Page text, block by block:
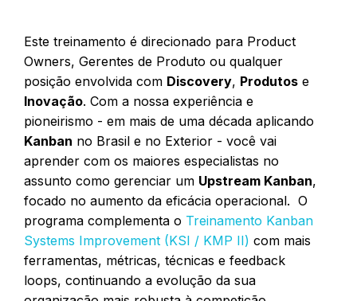
Este treinamento é direcionado para Product
Owners, Gerentes de Produto ou qualquer
posição envolvida com Discovery, Produtos e
Inovação. Com a nossa experiência e
pioneirismo - em mais de uma década aplicando
Kanban no Brasil e no Exterior - você vai
aprender com os maiores especialistas no
assunto como gerenciar um Upstream Kanban,
focado no aumento da eficácia operacional. O
programa complementa o Treinamento Kanban
Systems Improvement (KSI / KMP II) com mais
ferramentas, métricas, técnicas e feedback
loops, continuando a evolução da sua